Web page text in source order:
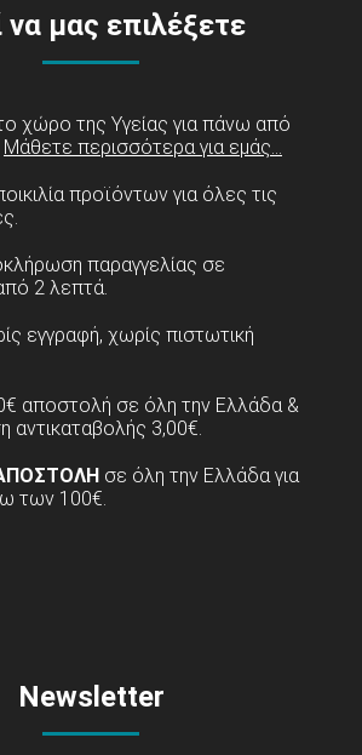
να μας επιλέξετε
χώρο της Υγείας για πάνω από
Μάθετε περισσότερα για εμάς...
προϊόντων για όλες τις
παραγγελίας σε
2 λεπτά.
εγγραφή, χωρίς πιστωτική
αποστολή σε όλη την Ελλάδα &
αντικαταβολής 3,00€.
σε όλη την Ελλάδα για
των 100€.
Newsletter